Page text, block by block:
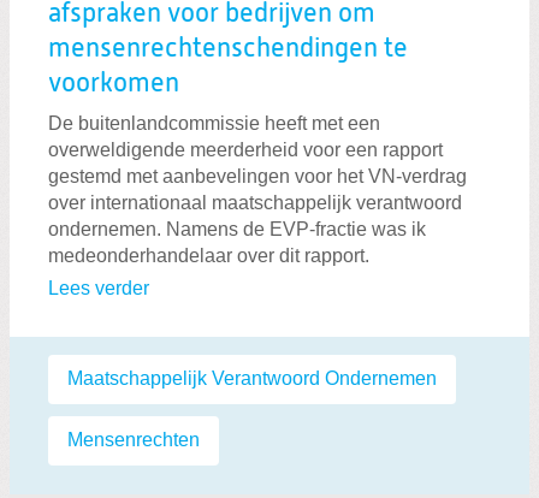
afspraken voor bedrijven om
mensenrechtenschendingen te
voorkomen
De buitenlandcommissie heeft met een
overweldigende meerderheid voor een rapport
gestemd met aanbevelingen voor het VN-verdrag
over internationaal maatschappelijk verantwoord
ondernemen. Namens de EVP-fractie was ik
medeonderhandelaar over dit rapport.
Lees verder
Labels:
Maatschappelijk Verantwoord Ondernemen
Mensenrechten